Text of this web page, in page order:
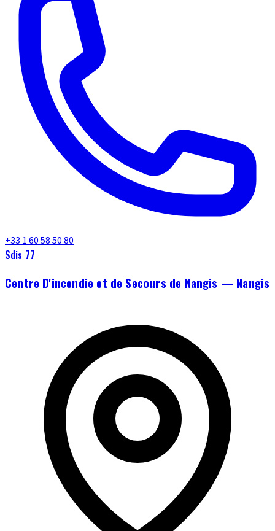
+33 1 60 58 50 80
Sdis 77
Centre D'incendie et de Secours de Nangis — Nangis